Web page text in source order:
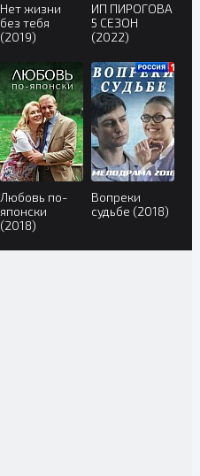
Нет жизни
без тебя
(2019)
ИП ПИРОГОВА
5 СЕЗОН
(2022)
Любовь по-
японски
(2018)
Вопреки
судьбе (2018)